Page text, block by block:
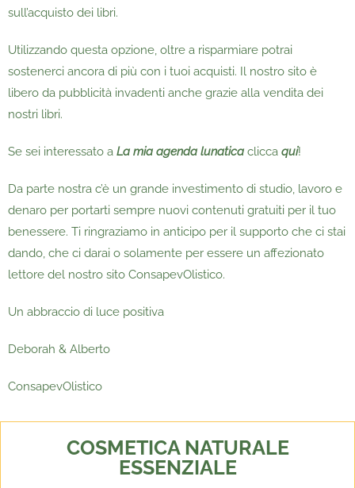
sull’acquisto dei libri.
Utilizzando questa opzione, oltre a risparmiare potrai
sostenerci ancora di più con i tuoi acquisti. Il nostro sito è
libero da pubblicità invadenti anche grazie alla vendita dei
nostri libri.
Se sei interessato a La mia agenda lunatica clicca qui!
Da parte nostra c’è un grande investimento di studio, lavoro e
denaro per portarti sempre nuovi contenuti gratuiti per il tuo
benessere. Ti ringraziamo in anticipo per il supporto che ci stai
dando, che ci darai o solamente per essere un affezionato
lettore del nostro sito ConsapevOlistico.
Un abbraccio di luce positiva
Deborah & Alberto
ConsapevOlistico
COSMETICA NATURALE
ESSENZIALE